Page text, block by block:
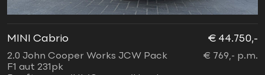
MINI Cabrio
2.0 John Cooper Works JCW Pack
F1 aut 231pk
€ 44.750,-
€ 769,- p.m.